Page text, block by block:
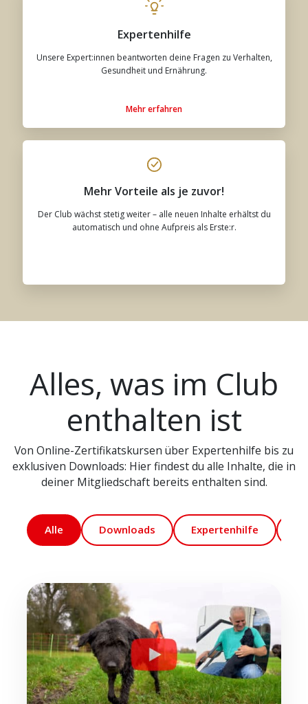
Expertenhilfe
Unsere Expert:innen beantworten deine Fragen zu Verhalten,
Gesundheit und Ernährung.
Mehr erfahren
Mehr Vorteile als je zuvor!
Der Club wächst stetig weiter – alle neuen Inhalte erhältst du
automatisch und ohne Aufpreis als Erste:r.
Alles, was im Club
enthalten ist
Von Online-Zertifikatskursen über Expertenhilfe bis zu
exklusiven Downloads: Hier findest du alle Inhalte, die in
deiner Mitgliedschaft bereits enthalten sind.
Alle Downloads Expertenhilfe